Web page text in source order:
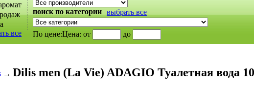
все
поиск по категории выбрать все
По цене:Цена: от до
→ Dilis men (La Vie) ADAGIO Туалетная вода